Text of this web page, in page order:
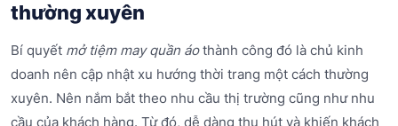
thường xuyên
Bí quyết mở tiệm may quần áothành công đó là chủ kinh
doanh nên cập nhật xu hướng thời trang một cách thường
xuyên. Nên nắm bắt theo nhu cầu thị trường cũng như nhu
cầu của khách hàng. Từ đó, dễ dàng thu hút và khiến khách